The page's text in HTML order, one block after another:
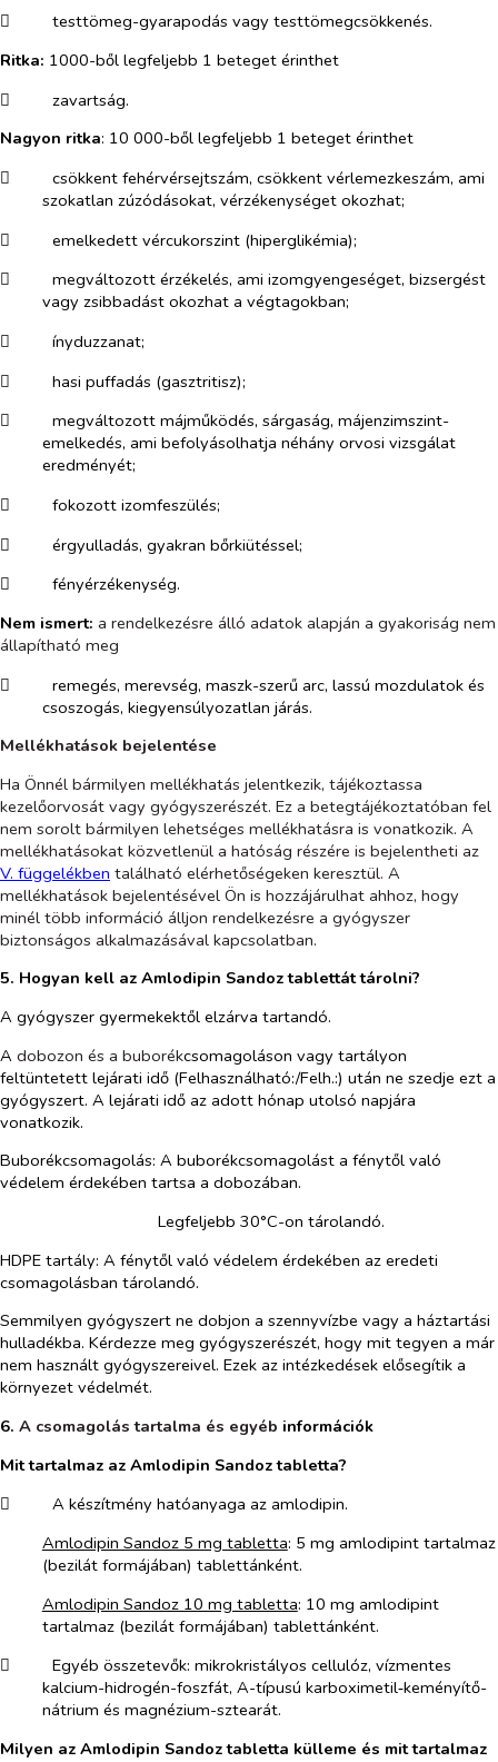
​
testtömeg-gyarapodás vagy testtömegcsökkenés.
Ritka: 1000-ből legfeljebb 1 beteget érinthet
​
zavartság.
Nagyon ritka: 10 000-ből legfeljebb 1 beteget érinthet
​
csökkent fehérvérsejtszám, csökkent vérlemezkeszám, ami
szokatlan zúzódásokat, vérzékenységet okozhat;
​
emelkedett vércukorszint (hiperglikémia);
​
megváltozott érzékelés, ami izomgyengeséget, bizsergést
vagy zsibbadást okozhat a végtagokban;
​
ínyduzzanat;
​
hasi puffadás (gasztritisz);
​
megváltozott májműködés, sárgaság, májenzimszint-
emelkedés, ami befolyásolhatja néhány orvosi vizsgálat
eredményét;
​
fokozott izomfeszülés;
​
érgyulladás, gyakran bőrkiütéssel;
​
fényérzékenység.
Nem ismert: a rendelkezésre álló adatok alapján a gyakoriság nem
állapítható meg
​
remegés, merevség, maszk-szerű arc, lassú mozdulatok és
csoszogás, kiegyensúlyozatlan járás.
Mellékhatások bejelentése
Ha Önnél bármilyen mellékhatás jelentkezik, tájékoztassa
kezelőorvosát vagy gyógyszerészét. Ez a betegtájékoztatóban fel
nem sorolt bármilyen lehetséges mellékhatásra is vonatkozik. A
mellékhatásokat közvetlenül a hatóság részére is bejelentheti az
V. függelékben található elérhetőségeken keresztül. A
mellékhatások bejelentésével Ön is hozzájárulhat ahhoz, hogy
minél több információ álljon rendelkezésre a gyógyszer
biztonságos alkalmazásával kapcsolatban.
5. Hogyan kell az Amlodipin Sandoz tablettát tárolni?
A gyógyszer gyermekektől elzárva tartandó.
A dobozon és a buborékcsomagoláson vagy tartályon
feltüntetett lejárati idő (Felhasználható:/Felh.:) után ne szedje ezt a
gyógyszert. A lejárati idő az adott hónap utolsó napjára
vonatkozik.
Buborékcsomagolás: A buborékcsomagolást a fénytől való
védelem érdekében tartsa a dobozában.
Legfeljebb 30°C-on tárolandó.
HDPE tartály: A fénytől való védelem érdekében az eredeti
csomagolásban tárolandó.
Semmilyen gyógyszert ne dobjon a szennyvízbe vagy a háztartási
hulladékba. Kérdezze meg gyógyszerészét, hogy mit tegyen a már
nem használt gyógyszereivel. Ezek az intézkedések elősegítik a
környezet védelmét.
6. A csomagolás tartalma és egyéb információk
Mit tartalmaz az Amlodipin Sandoz tabletta?
​
A készítmény hatóanyaga az amlodipin.
Amlodipin Sandoz 5 mg tabletta: 5 mg amlodipint tartalmaz
(bezilát formájában) tablettánként.
Amlodipin Sandoz 10 mg tabletta: 10 mg amlodipint
tartalmaz (bezilát formájában) tablettánként.
​
Egyéb összetevők: mikrokristályos cellulóz, vízmentes
kalcium-hidrogén-foszfát, A-típusú karboximetil‑keményítő-
nátrium és magnézium-sztearát.
Milyen az Amlodipin Sandoz tabletta külleme és mit tartalmaz